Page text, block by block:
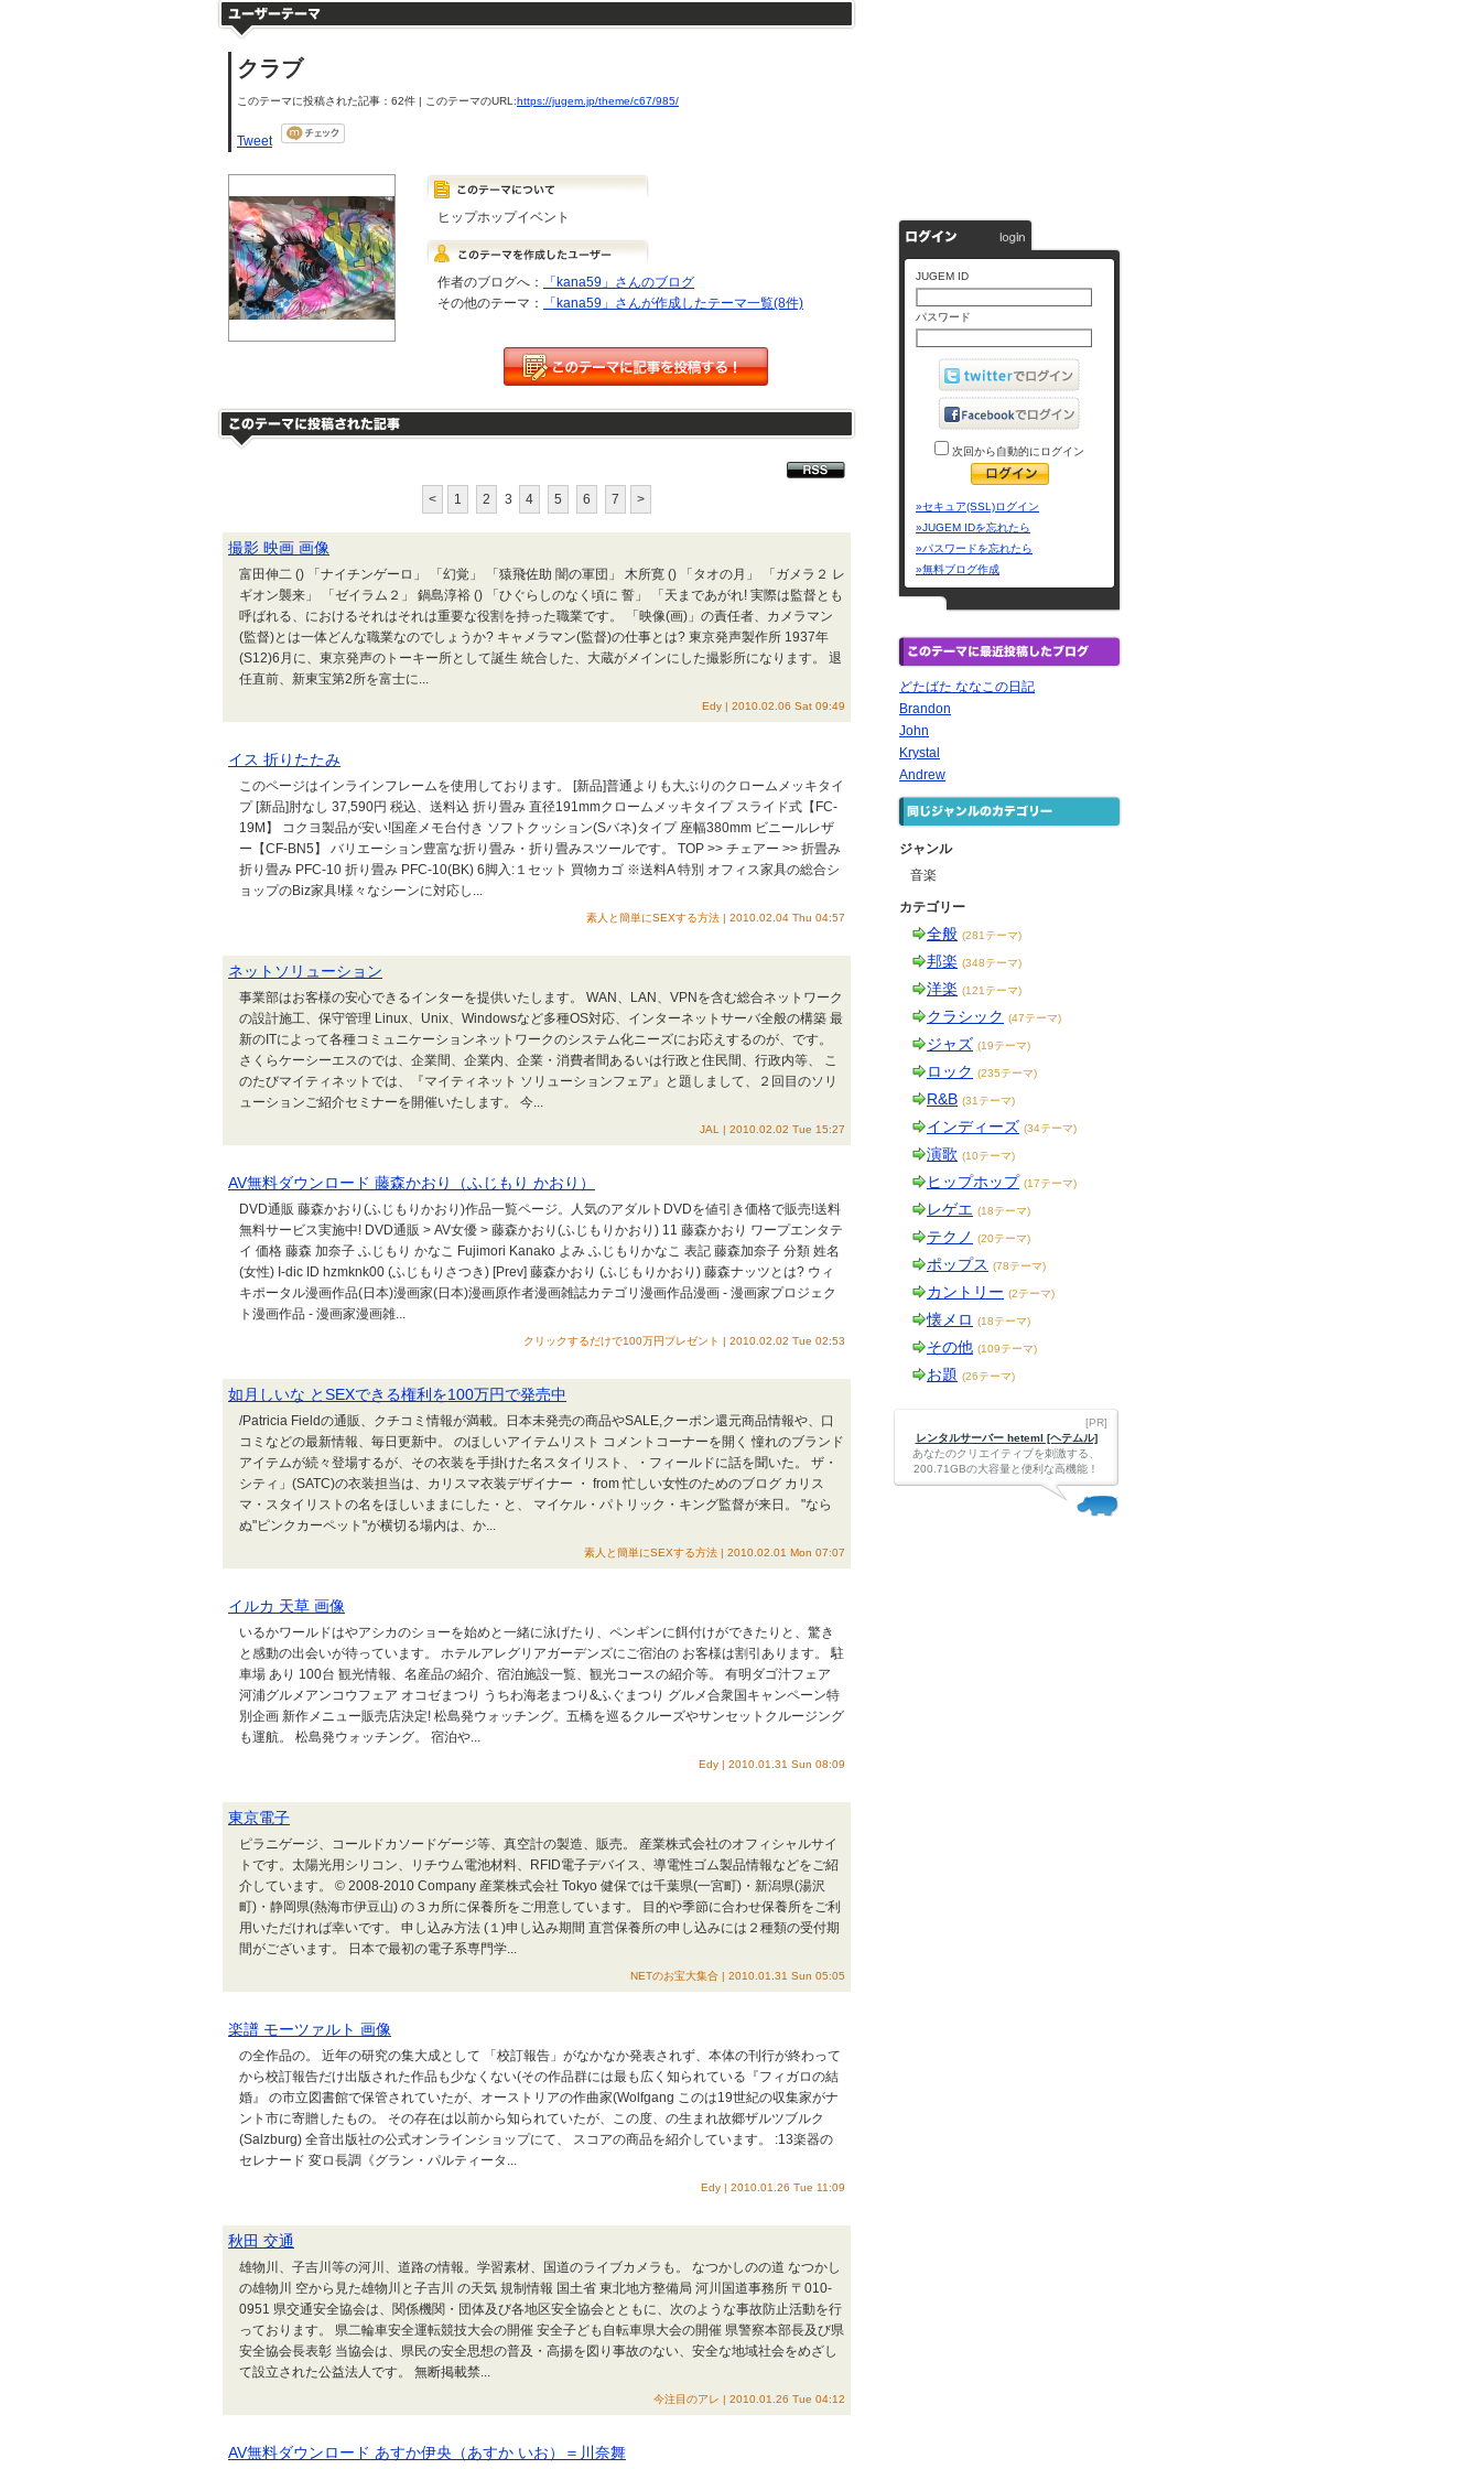
クラブ
このテーマに投稿された記事：62件 | このテーマのURL:https://jugem.jp/theme/c67/985/
Tweet
ヒップホップイベント
作者のブログへ：
「kana59」さんのブログ
その他のテーマ：
「kana59」さんが作成したテーマ一覧(8件)
< 1 2 3 4 5 6 7 >
撮影 映画 画像
富田伸二 () 「ナイチンゲーロ」 「幻覚」 「猿飛佐助 闇の軍団」 木所寛 () 「タオの月」 「ガメラ２ レ
ギオン襲来」 「ゼイラム２」 鍋島淳裕 () 「ひぐらしのなく頃に 誓」 「天まであがれ! 実際は監督とも
呼ばれる、におけるそれはそれは重要な役割を持った職業です。 「映像(画)」の責任者、カメラマン
(監督)とは一体どんな職業なのでしょうか? キャメラマン(監督)の仕事とは? 東京発声製作所 1937年
(S12)6月に、東京発声のトーキー所として誕生 統合した、大蔵がメインにした撮影所になります。 退
任直前、新東宝第2所を富士に...
Edy | 2010.02.06 Sat 09:49
イス 折りたたみ
このページはインラインフレームを使用しております。 [新品]普通よりも大ぶりのクロームメッキタイ
プ [新品]肘なし 37,590円 税込、送料込 折り畳み 直径191mmクロームメッキタイプ スライド式【FC-
19M】 コクヨ製品が安い!国産メモ台付き ソフトクッション(Sバネ)タイプ 座幅380mm ビニールレザ
ー【CF-BN5】 バリエーション豊富な折り畳み・折り畳みスツールです。 TOP >> チェアー >> 折畳み
折り畳み PFC-10 折り畳み PFC-10(BK) 6脚入:１セット 買物カゴ ※送料A 特別 オフィス家具の総合シ
ョップのBiz家具!様々なシーンに対応し...
素人と簡単にSEXする方法 | 2010.02.04 Thu 04:57
ネットソリューション
事業部はお客様の安心できるインターを提供いたします。 WAN、LAN、VPNを含む総合ネットワーク
の設計施工、保守管理 Linux、Unix、Windowsなど多種OS対応、インターネットサーバ全般の構築 最
新のITによって各種コミュニケーションネットワークのシステム化ニーズにお応えするのが、です。
さくらケーシーエスのでは、企業間、企業内、企業・消費者間あるいは行政と住民間、行政内等、 こ
のたびマイティネットでは、『マイティネット ソリューションフェア』と題しまして、２回目のソリ
ューションご紹介セミナーを開催いたします。 今...
JAL | 2010.02.02 Tue 15:27
AV無料ダウンロード 藤森かおり（ふじもり かおり）
DVD通販 藤森かおり(ふじもりかおり)作品一覧ページ。人気のアダルトDVDを値引き価格で販売!送料
無料サービス実施中! DVD通販 > AV女優 > 藤森かおり(ふじもりかおり) 11 藤森かおり ワープエンタテ
イ 価格 藤森 加奈子 ふじもり かなこ Fujimori Kanako よみ ふじもりかなこ 表記 藤森加奈子 分類 姓名
(女性) I-dic ID hzmknk00 (ふじもりさつき) [Prev] 藤森かおり (ふじもりかおり) 藤森ナッツとは? ウィ
キポータル漫画作品(日本)漫画家(日本)漫画原作者漫画雑誌カテゴリ漫画作品漫画 - 漫画家プロジェク
ト漫画作品 - 漫画家漫画雑...
クリックするだけで100万円プレゼント | 2010.02.02 Tue 02:53
如月しいな とSEXできる権利を100万円で発売中
/Patricia Fieldの通販、クチコミ情報が満載。日本未発売の商品やSALE,クーポン還元商品情報や、口
コミなどの最新情報、毎日更新中。 のほしいアイテムリスト コメントコーナーを開く 憧れのブランド
アイテムが続々登場するが、その衣装を手掛けた名スタイリスト、・フィールドに話を聞いた。 ザ・
シティ」(SATC)の衣装担当は、カリスマ衣装デザイナー ・ from 忙しい女性のためのブログ カリス
マ・スタイリストの名をほしいままにした・と、 マイケル・パトリック・キング監督が来日。 "なら
ぬ"ピンクカーペット"が横切る場内は、か...
素人と簡単にSEXする方法 | 2010.02.01 Mon 07:07
イルカ 天草 画像
いるかワールドはやアシカのショーを始めと一緒に泳げたり、ペンギンに餌付けができたりと、驚き
と感動の出会いが待っています。 ホテルアレグリアガーデンズにご宿泊の お客様は割引あります。 駐
車場 あり 100台 観光情報、名産品の紹介、宿泊施設一覧、観光コースの紹介等。 有明ダゴ汁フェア
河浦グルメアンコウフェア オコゼまつり うちわ海老まつり&ふぐまつり グルメ合衆国キャンペーン特
別企画 新作メニュー販売店決定! 松島発ウォッチング。五橋を巡るクルーズやサンセットクルージング
も運航。 松島発ウォッチング。 宿泊や...
Edy | 2010.01.31 Sun 08:09
東京電子
ピラニゲージ、コールドカソードゲージ等、真空計の製造、販売。 産業株式会社のオフィシャルサイ
トです。太陽光用シリコン、リチウム電池材料、RFID電子デバイス、導電性ゴム製品情報などをご紹
介しています。 © 2008-2010 Company 産業株式会社 Tokyo 健保では千葉県(一宮町)・新潟県(湯沢
町)・静岡県(熱海市伊豆山) の３カ所に保養所をご用意しています。 目的や季節に合わせ保養所をご利
用いただければ幸いです。 申し込み方法 (１)申し込み期間 直営保養所の申し込みには２種類の受付期
間がございます。 日本で最初の電子系専門学...
NETのお宝大集合 | 2010.01.31 Sun 05:05
楽譜 モーツァルト 画像
の全作品の。 近年の研究の集大成として 「校訂報告」がなかなか発表されず、本体の刊行が終わって
から校訂報告だけ出版された作品も少なくない(その作品群には最も広く知られている『フィガロの結
婚』 の市立図書館で保管されていたが、オーストリアの作曲家(Wolfgang このは19世紀の収集家がナ
ント市に寄贈したもの。 その存在は以前から知られていたが、この度、の生まれ故郷ザルツブルク
(Salzburg) 全音出版社の公式オンラインショップにて、 スコアの商品を紹介しています。 :13楽器の
セレナード 変ロ長調《グラン・パルティータ...
Edy | 2010.01.26 Tue 11:09
秋田 交通
雄物川、子吉川等の河川、道路の情報。学習素材、国道のライブカメラも。 なつかしのの道 なつかし
の雄物川 空から見た雄物川と子吉川 の天気 規制情報 国土省 東北地方整備局 河川国道事務所 〒010-
0951 県交通安全協会は、関係機関・団体及び各地区安全協会とともに、次のような事故防止活動を行
っております。 県二輪車安全運転競技大会の開催 安全子ども自転車県大会の開催 県警察本部長及び県
安全協会長表彰 当協会は、県民の安全思想の普及・高揚を図り事故のない、安全な地域社会をめざし
て設立された公益法人です。 無断掲載禁...
今注目のアレ | 2010.01.26 Tue 04:12
AV無料ダウンロード あすか伊央（あすか いお）＝川奈舞
JUGEM ID
パスワード
次回から自動的にログイン
»セキュア(SSL)ログイン
»JUGEM IDを忘れたら
»パスワードを忘れたら
»無料ブログ作成
どたばた ななこの日記
Brandon
John
Krystal
Andrew
ジャンル
音楽
カテゴリー
全般 (281テーマ)
邦楽 (348テーマ)
洋楽 (121テーマ)
クラシック (47テーマ)
ジャズ (19テーマ)
ロック (235テーマ)
R&B (31テーマ)
インディーズ (34テーマ)
演歌 (10テーマ)
ヒップホップ (17テーマ)
レゲエ (18テーマ)
テクノ (20テーマ)
ポップス (78テーマ)
カントリー (2テーマ)
懐メロ (18テーマ)
その他 (109テーマ)
お題 (26テーマ)
[PR]
レンタルサーバー heteml [ヘテムル]
あなたのクリエイティブを刺激する、
200.71GBの大容量と便利な高機能！